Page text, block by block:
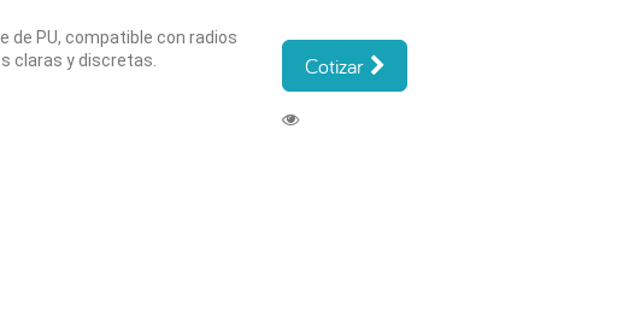
de PU, compatible con radios
claras y discretas.
Cotizar